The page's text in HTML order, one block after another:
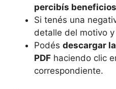
percibís
Si tenés una
detalle del motivo
Podés descargar
PDF haciendo clic
correspondiente.